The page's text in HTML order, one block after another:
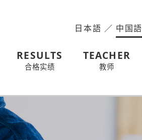
日本語 ／ 中国語
RESULTS
合格实绩
TEACHER
教师